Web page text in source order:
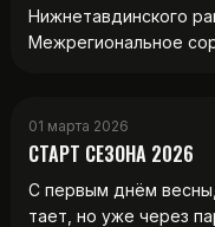
Нижнетавдинского
Межрегиональное
01 марта 2026
СТАРТ СЕЗОНА 2026
С первым днём
тает, но уже через